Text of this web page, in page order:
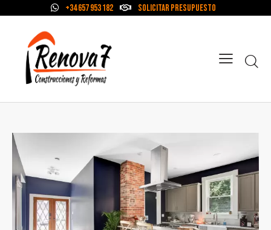
+34 657 953 182 Solicitar Presupuesto